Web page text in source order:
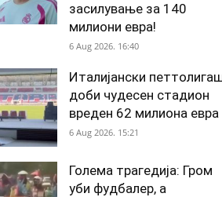
засилување за 140
милиони евра!
6 Aug 2026. 16:40
Италијански
доби чудесен стадион
вреден 62 милиона евра
6 Aug 2026. 15:21
Голема трагедија: Гром
уби фудбалер, а